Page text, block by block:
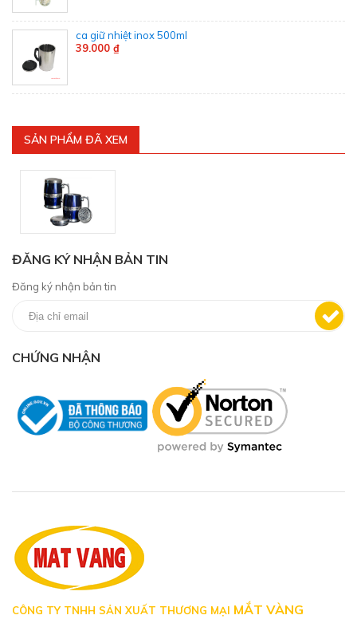
ca giữ nhiệt inox 500ml
39.000 ₫
SẢN PHẨM ĐÃ XEM
ĐĂNG KÝ NHẬN BẢN TIN
Đăng ký nhận bản tin
CHỨNG NHẬN
CÔNG TY TNHH SẢN XUẤT THƯƠNG MẠI MẮT VÀNG